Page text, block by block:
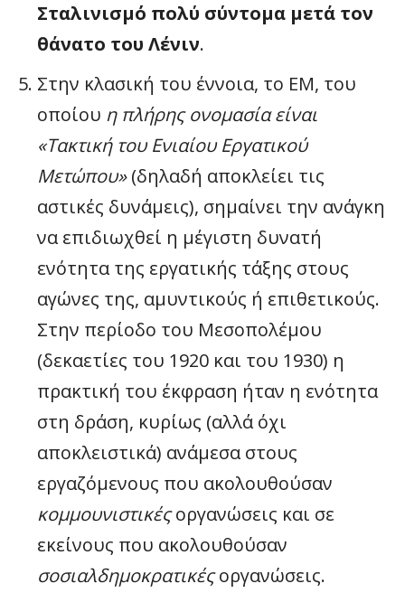
Σταλινισμό πολύ σύντομα μετά τον
θάνατο του Λένιν.
Στην κλασική του έννοια, το ΕΜ, του
οποίου η πλήρης ονομασία είναι
«Τακτική του Ενιαίου Εργατικού
Μετώπου»(δηλαδή αποκλείει τις
αστικές δυνάμεις), σημαίνει την ανάγκη
να επιδιωχθεί η μέγιστη δυνατή
ενότητα της εργατικής τάξης στους
αγώνες της, αμυντικούς ή επιθετικούς.
Στην περίοδο του Μεσοπολέμου
(δεκαετίες του 1920 και του 1930) η
πρακτική του έκφραση ήταν η ενότητα
στη δράση, κυρίως (αλλά όχι
αποκλειστικά) ανάμεσα στους
εργαζόμενους που ακολουθούσαν
κομμουνιστικέςοργανώσεις και σε
εκείνους που ακολουθούσαν
σοσιαλδημοκρατικέςοργανώσεις.